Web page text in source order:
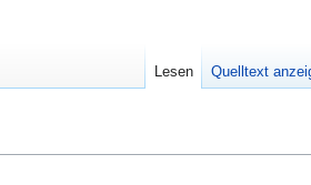
Lesen Quelltext